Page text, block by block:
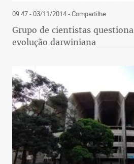
09:47 - 03/11/2014- Compartilhe
Grupo de cientistas
evolução darwiniana